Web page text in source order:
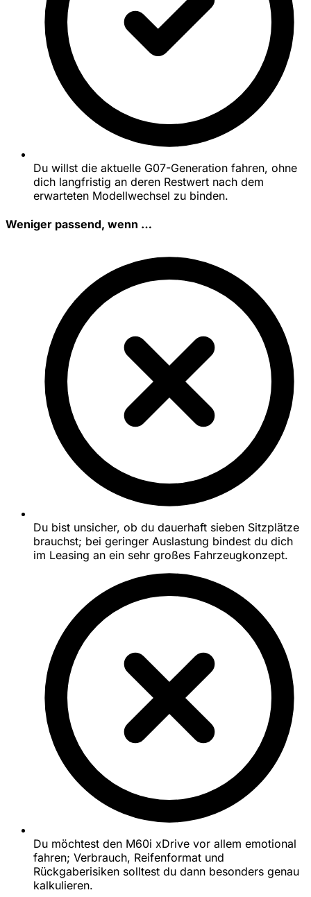
Du willst die aktuelle G07-Generation fahren, ohne
dich langfristig an deren Restwert nach dem
erwarteten Modellwechsel zu binden.
Weniger passend, wenn …
Du bist unsicher, ob du dauerhaft sieben Sitzplätze
brauchst; bei geringer Auslastung bindest du dich
im Leasing an ein sehr großes Fahrzeugkonzept.
Du möchtest den M60i xDrive vor allem emotional
fahren; Verbrauch, Reifenformat und
Rückgaberisiken solltest du dann besonders genau
kalkulieren.